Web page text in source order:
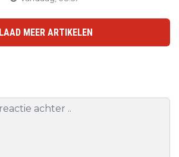
LAAD MEER ARTIKELEN